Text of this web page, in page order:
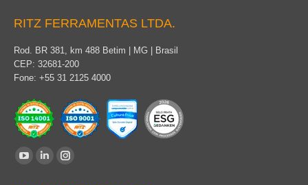
RITZ FERRAMENTAS LTDA.
Rod. BR 381, km 488 Betim | MG | Brasil
CEP: 32681-200
Fone: +55 31 2125 4000
Encontre-nos em:
LinkedinInstagram